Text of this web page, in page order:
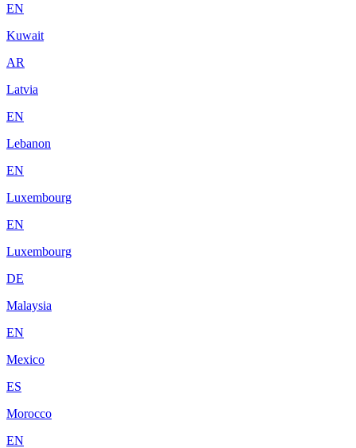
EN
Kuwait
AR
Latvia
EN
Lebanon
EN
Luxembourg
EN
Luxembourg
DE
Malaysia
EN
Mexico
ES
Morocco
EN